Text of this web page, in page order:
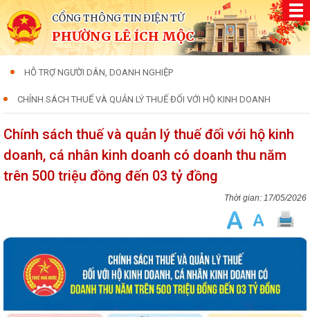
CỔNG THÔNG TIN ĐIỆN TỬ
PHƯỜNG LÊ ÍCH MỘC
HỖ TRỢ NGƯỜI DÂN, DOANH NGHIỆP
CHÍNH SÁCH THUẾ VÀ QUẢN LÝ THUẾ ĐỐI VỚI HỘ KINH DOANH
Chính sách thuế và quản lý thuế đối với hộ kinh
doanh, cá nhân kinh doanh có doanh thu năm
trên 500 triệu đồng đến 03 tỷ đồng
17/05/2026